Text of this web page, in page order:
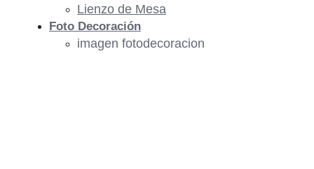
Lienzo de Mesa
Foto Decoración
imagen fotodecoracion